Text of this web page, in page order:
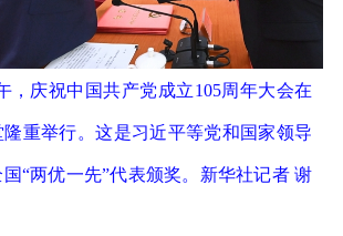
，庆祝中国共产党成立105周年大会在
重举行。这是习近平等党和国家领导
“两优一先”代表颁奖。新华社记者 谢